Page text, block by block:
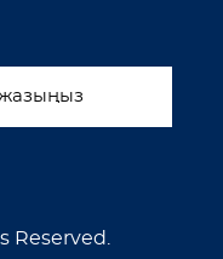
Reserved.